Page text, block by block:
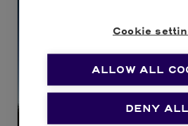
Cookie
ALLOW ALL
DENY ALL